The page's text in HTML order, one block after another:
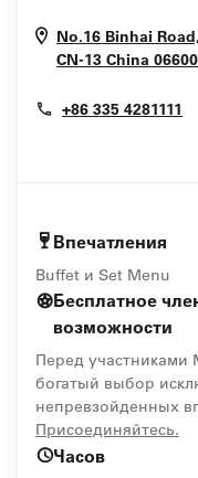
No.16 Binhai
CN-13 China
+86 335 4281111
Впечатления
Buffet и Set Menu
Бесплатное
возможности
Перед участниками
богатый выбор
непревзойденных
Присоединяйтесь.
Часов